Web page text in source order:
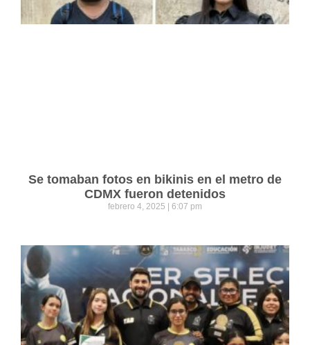
Se tomaban fotos en bikinis en el metro de
CDMX fueron detenidos
febrero 4, 2025 6:07 pm